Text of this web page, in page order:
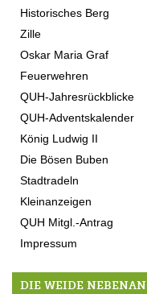
Historisches Berg
Zille
Oskar Maria Graf
Feuerwehren
QUH-Jahresrückblicke
QUH-Adventskalender
König Ludwig II
Die Bösen Buben
Stadtradeln
Kleinanzeigen
QUH Mitgl.-Antrag
Impressum
DIE WEIDE NEBENAN